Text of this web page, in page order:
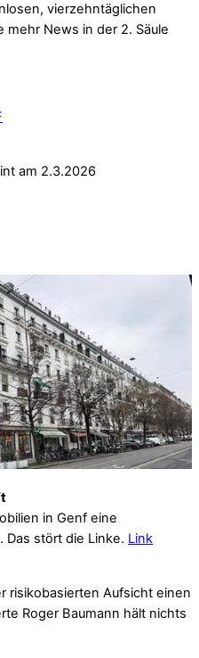
vierzehntäglichen
News in der 2. Säule
am 2.3.2026
in Genf eine
Das stört die Linke. Link
risikobasierten Aufsicht einen
Roger Baumann hält nichts